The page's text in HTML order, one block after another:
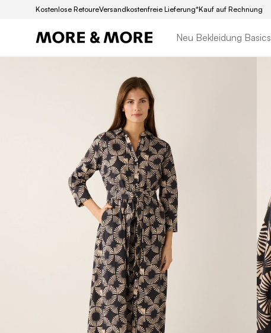
Kostenlose RetoureVersandkostenfreie Lieferung*Kauf auf Rechnung
Neu Bekleidung Basics